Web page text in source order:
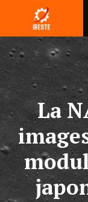
contenu
La